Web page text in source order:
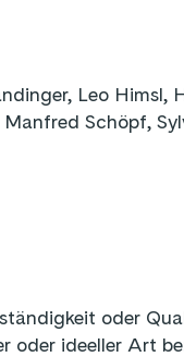
Leo Himsl,
Schöpf,
oder
oder ideeller Art